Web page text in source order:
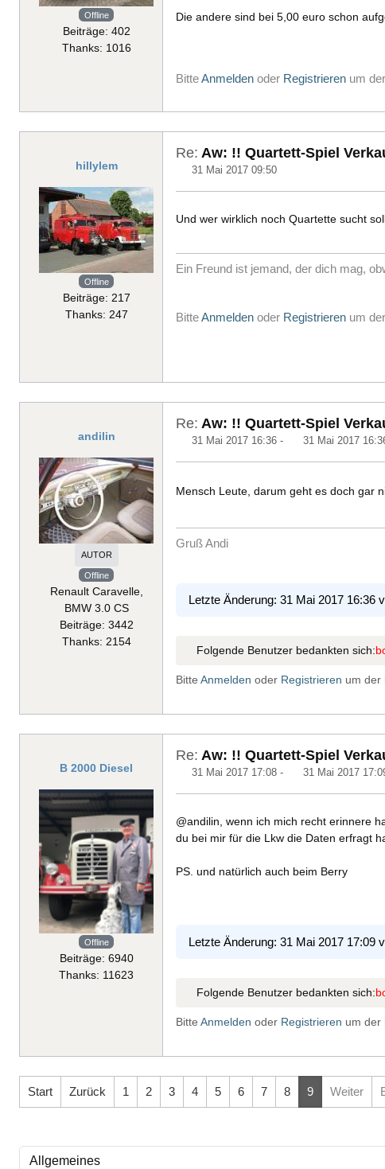
Offline
Beiträge: 402
Thanks: 1016
Die andere sind bei 5,00 euro schon
BitteAnmelden oder Registrieren um
hillylem
Offline
Beiträge: 217
Thanks: 247
Re: Aw: !! Quartett-Spiel
31 Mai 2017 09:50
Und wer wirklich noch Quartette sucht
Ein Freund ist jemand, der dich mag,
BitteAnmelden oder Registrieren um
andilin
AUTOR
Offline
Renault Caravelle,
BMW 3.0 CS
Beiträge: 3442
Thanks: 2154
Re: Aw: !! Quartett-Spiel
31 Mai 2017 16:36 - 31 Mai 2017
Mensch Leute, darum geht es doch gar
Gruß Andi
Letzte Änderung: 31 Mai 2017 16:36
Folgende Benutzer bedankten sich:
Bitte Anmelden oder Registrieren um der
B 2000 Diesel
Offline
Beiträge: 6940
Thanks: 11623
Re: Aw: !! Quartett-Spiel
31 Mai 2017 17:08 - 31 Mai 2017
@andilin, wenn ich mich recht erinnere
du bei mir für die Lkw die Daten erfragt
PS. und natürlich auch beim Berry
Letzte Änderung: 31 Mai 2017 17:09
Folgende Benutzer bedankten sich:
Bitte Anmelden oder Registrieren um der
Start Zurück 1 2 3 4 5 6 7 8 9 Weiter